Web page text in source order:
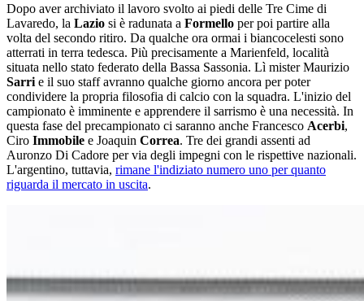
Dopo aver archiviato il lavoro svolto ai piedi delle Tre Cime di
Lavaredo, la Lazio si è radunata a Formello per poi partire alla
volta del secondo ritiro. Da qualche ora ormai i biancocelesti sono
atterrati in terra tedesca. Più precisamente a Marienfeld, località
situata nello stato federato della Bassa Sassonia. Lì mister Maurizio
Sarri e il suo staff avranno qualche giorno ancora per poter
condividere la propria filosofia di calcio con la squadra. L'inizio del
campionato è imminente e apprendere il sarrismo è una necessità. In
questa fase del precampionato ci saranno anche Francesco Acerbi,
Ciro Immobile e Joaquin Correa. Tre dei grandi assenti ad
Auronzo Di Cadore per via degli impegni con le rispettive nazionali.
L'argentino, tuttavia, rimane l'indiziato numero uno per quanto
riguarda il mercato in uscita.